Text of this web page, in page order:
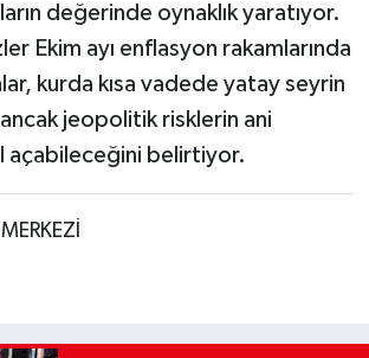
değerinde oynaklık yaratıyor.
Ekim ayı enflasyon rakamlarında
kurda kısa vadede yatay seyrin
jeopolitik risklerin ani
açabileceğini belirtiyor.